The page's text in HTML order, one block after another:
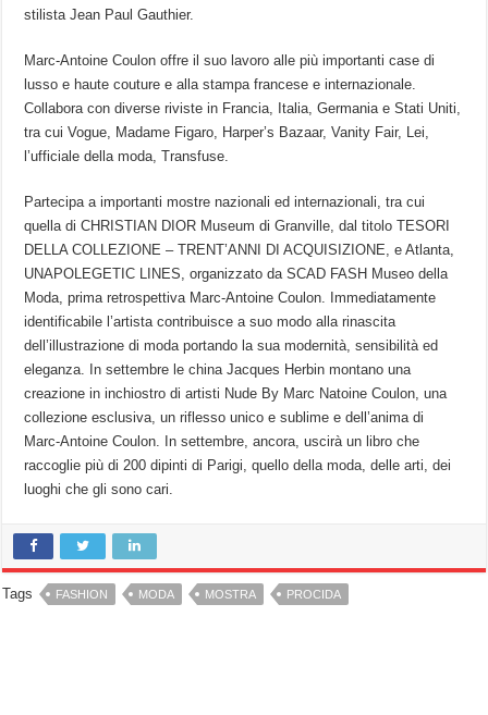
stilista Jean Paul Gauthier.
Marc-Antoine Coulon offre il suo lavoro alle più importanti case di
lusso e haute couture e alla stampa francese e internazionale.
Collabora con diverse riviste in Francia, Italia, Germania e Stati Uniti,
tra cui Vogue, Madame Figaro, Harper’s Bazaar, Vanity Fair, Lei,
l’ufficiale della moda, Transfuse.
Partecipa a importanti mostre nazionali ed internazionali, tra cui
quella di CHRISTIAN DIOR Museum di Granville, dal titolo TESORI
DELLA COLLEZIONE – TRENT’ANNI DI ACQUISIZIONE, e Atlanta,
UNAPOLEGETIC LINES, organizzato da SCAD FASH Museo della
Moda, prima retrospettiva Marc-Antoine Coulon. Immediatamente
identificabile l’artista contribuisce a suo modo alla rinascita
dell’illustrazione di moda portando la sua modernità, sensibilità ed
eleganza. In settembre le china Jacques Herbin montano una
creazione in inchiostro di artisti Nude By Marc Natoine Coulon, una
collezione esclusiva, un riflesso unico e sublime e dell’anima di
Marc-Antoine Coulon. In settembre, ancora, uscirà un libro che
raccoglie più di 200 dipinti di Parigi, quello della moda, delle arti, dei
luoghi che gli sono cari.
Tags FASHION MODA MOSTRA PROCIDA